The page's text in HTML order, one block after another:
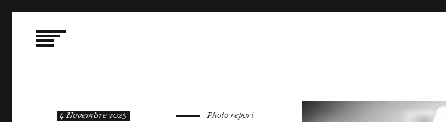
4 Novembre 2025 Photo report